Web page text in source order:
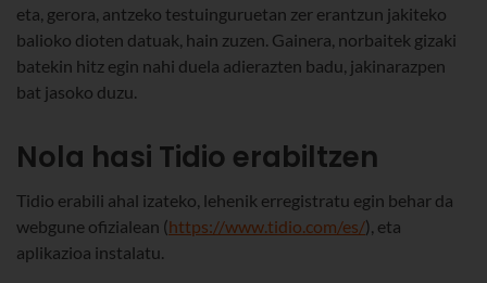
eta, gerora, antzeko testuinguruetan zer erantzun jakiteko
balioko dioten datuak, hain zuzen. Gainera, norbaitek gizaki
batekin hitz egin nahi duela adierazten badu, jakinarazpen
bat jasoko duzu.
Nola hasi Tidio erabiltzen
Tidio erabili ahal izateko, lehenik erregistratu egin behar da
webgune ofizialean (https://www.tidio.com/es/), eta
aplikazioa instalatu.